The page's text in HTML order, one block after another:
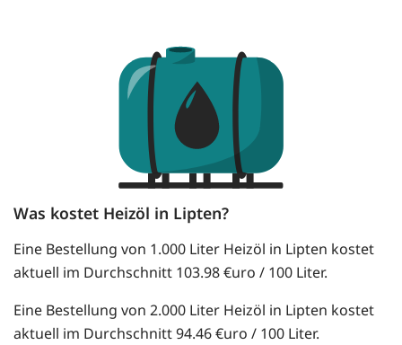
Was kostet Heizöl in Lipten?
Eine Bestellung von 1.000 Liter Heizöl in Lipten kostet
aktuell im Durchschnitt 103.98 €uro / 100 Liter.
Eine Bestellung von 2.000 Liter Heizöl in Lipten kostet
aktuell im Durchschnitt 94.46 €uro / 100 Liter.